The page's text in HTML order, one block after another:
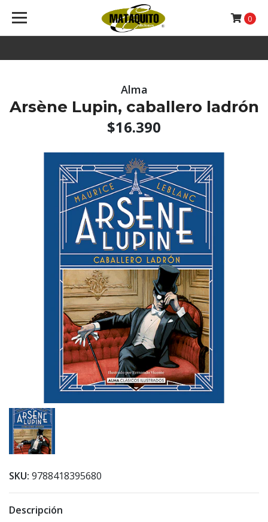
0
Alma
Arsène Lupin, caballero ladrón
$16.390
SKU: 9788418395680
Descripción